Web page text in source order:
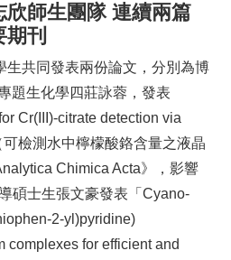
欣師生團隊 連續兩篇
刊
生共同發表兩份論文，分別為博
題生化學四莊詠蓉，發表
Cr(III)-citrate detection via
檢測水中檸檬酸鉻含量之液晶
Chimica Acta》，影響
碩士生張文豪發表「Cyano-
2-yl)pyridine)
complexes for efficient and